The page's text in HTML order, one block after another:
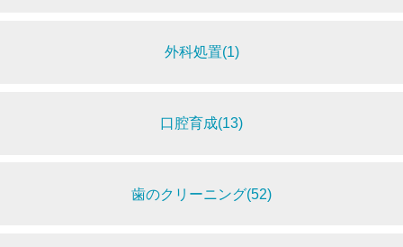
外科処置(1)
口腔育成(13)
歯のクリーニング(52)